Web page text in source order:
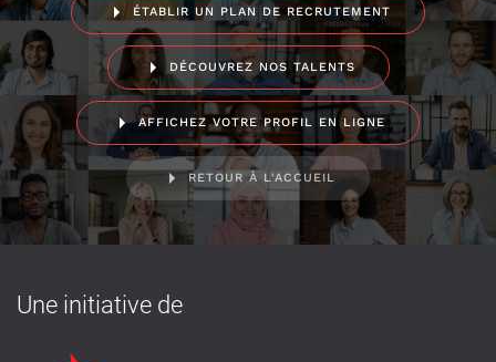
ÉTABLIR UN PLAN DE RECRUTEMENT
DÉCOUVREZ NOS TALENTS
AFFICHEZ VOTRE PROFIL EN LIGNE
RETOUR À L'ACCUEIL
Une initiative de